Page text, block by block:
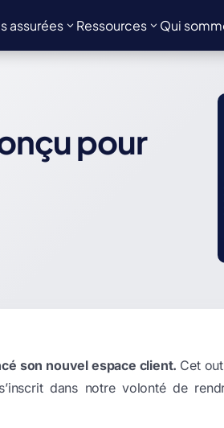
assurées Ressources Qui
pour
son nouvel espace client. Cet
dans notre volonté de